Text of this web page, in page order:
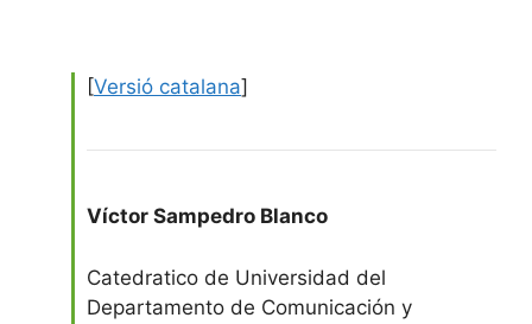
[Versió catalana]
Víctor Sampedro Blanco
Catedratico de Universidad del
Departamento de Comunicación y